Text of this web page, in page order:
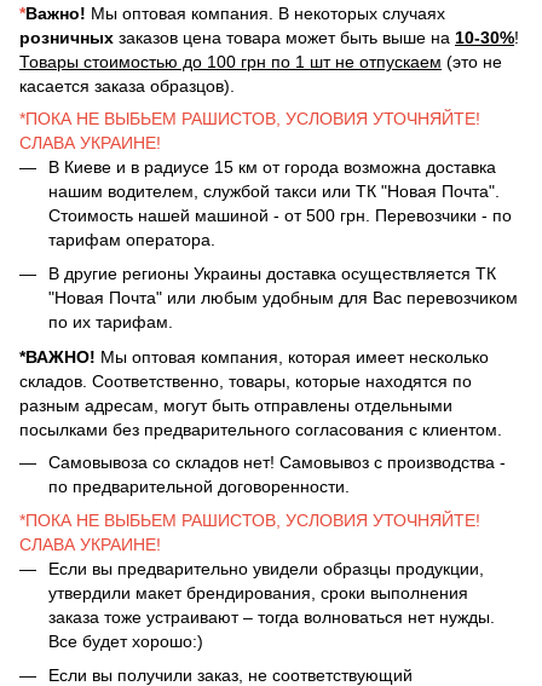
*Важно! Мы оптовая компания. В некоторых случаях
розничных заказов цена товара может быть выше на 10-30%!
Товары стоимостью до 100 грн по 1 шт не отпускаем (это не
касается заказа образцов).
*ПОКА НЕ ВЫБЬЕМ РАШИСТОВ, УСЛОВИЯ УТОЧНЯЙТЕ!
СЛАВА УКРАИНЕ!
В Киеве и в радиусе 15 км от города возможна доставка
нашим водителем, службой такси или ТК "Новая Почта".
Стоимость нашей машиной - от 500 грн. Перевозчики - по
тарифам оператора.
В другие регионы Украины доставка осуществляется ТК
"Новая Почта" или любым удобным для Вас перевозчиком
по их тарифам.
*ВАЖНО! Мы оптовая компания, которая имеет несколько
складов. Соответственно, товары, которые находятся по
разным адресам, могут быть отправлены отдельными
посылками без предварительного согласования с клиентом.
Самовывоза со складов нет! Самовывоз с производства -
по предварительной договоренности.
*ПОКА НЕ ВЫБЬЕМ РАШИСТОВ, УСЛОВИЯ УТОЧНЯЙТЕ!
СЛАВА УКРАИНЕ!
Если вы предварительно увидели образцы продукции,
утвердили макет брендирования, сроки выполнения
заказа тоже устраивают – тогда волноваться нет нужды.
Все будет хорошо:)
Если вы получили заказ, не соответствующий